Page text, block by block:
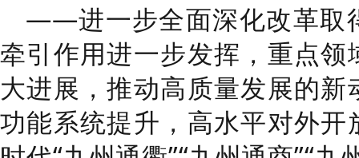
——进一步全面深化改革
牵引作用进一步发挥，重点
大进展，推动高质量发展的新
功能系统提升 ， 高水平对外开